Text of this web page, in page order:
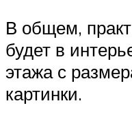
В общем,
будет в
этажа с
картинки.